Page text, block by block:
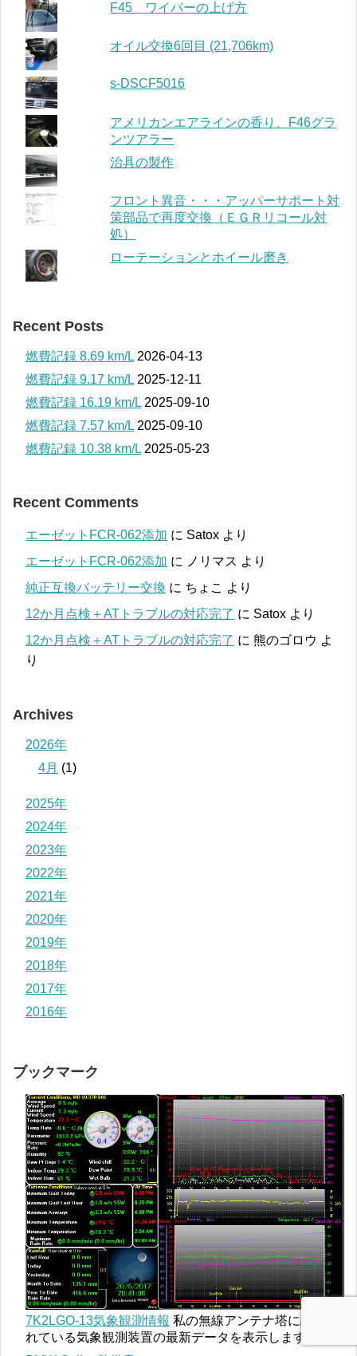
F45 ワイパーの上げ方
オイル交換6回目 (21,706km)
s-DSCF5016
アメリカンエアラインの香り、F46グラ
ンツアラー
治具の製作
フロント異音・・・アッパーサポート対
策部品で再度交換（ＥＧＲリコール対
処）
ローテーションとホイール磨き
Recent Posts
燃費記録 8.69 km/L 2026-04-13
燃費記録 9.17 km/L 2025-12-11
燃費記録 16.19 km/L 2025-09-10
燃費記録 7.57 km/L 2025-09-10
燃費記録 10.38 km/L 2025-05-23
Recent Comments
エーゼットFCR-062添加 に Satox より
エーゼットFCR-062添加 に ノリマス より
純正互換バッテリー交換 に ちょこ より
12か月点検＋ATトラブルの対応完了 に Satox より
12か月点検＋ATトラブルの対応完了 に 熊のゴロウ よ
り
Archives
2026年
4月 (1)
2025年
2024年
2023年
2022年
2021年
2020年
2019年
2018年
2017年
2016年
ブックマーク
7K2LGO-13気象観測情報 私の無線アンテナ塔に設置さ
れている気象観測装置の最新データを表示します。